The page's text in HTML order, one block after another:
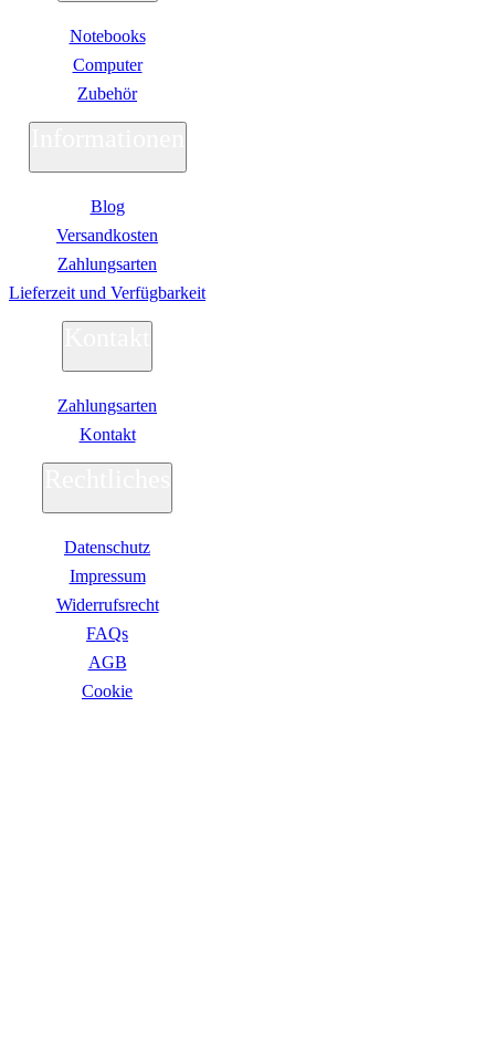
Notebooks
Computer
Zubehör
Blog
Versandkosten
Zahlungsarten
Lieferzeit und Verfügbarkeit
Zahlungsarten
Kontakt
Datenschutz
Impressum
Widerrufsrecht
FAQs
AGB
Сookie